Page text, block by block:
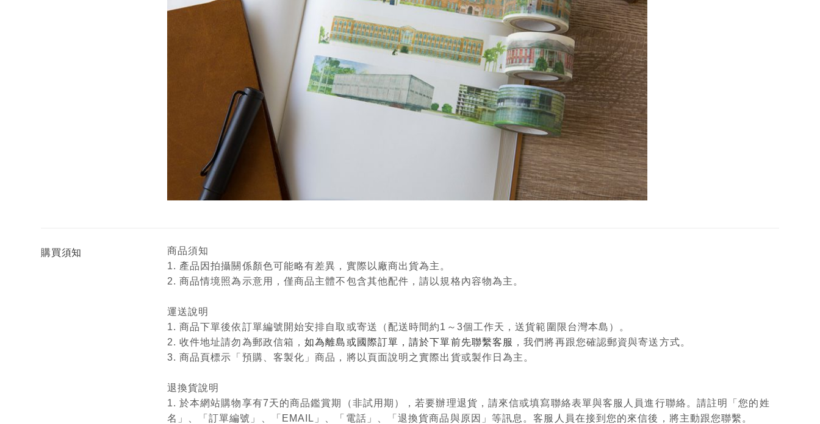
購買須知
商品須知
1. 產品因拍攝關係顏色可能略有差異，實際以廠商出貨為主。
2. 商品情境照為示意用，僅商品主體不包含其他配件，請以規格內容物為主。
運送說明
1. 商品下單後依訂單編號開始安排自取或寄送（配送時間約1～3個工作天，送貨範圍限台灣本島）。
2. 收件地址請勿為郵政信箱，如為離島或國際訂單，請於下單前先聯繫客服 ，我們將再跟您確認郵資與寄送方式。
3. 商品頁標示「預購、客製化」商品，將以頁面說明之實際出貨或製作日為主。
退換貨說明
1. 於本網站購物享有7天的商品鑑賞期（非試用期），若要辦理退貨，請來信或填寫聯絡表單與客服人員進行聯絡。請註明「您的姓
名」、「訂單編號」、「EMAIL」、「電話」、「退換貨商品與原因」等訊息。客服人員在接到您的來信後，將主動跟您聯繫。